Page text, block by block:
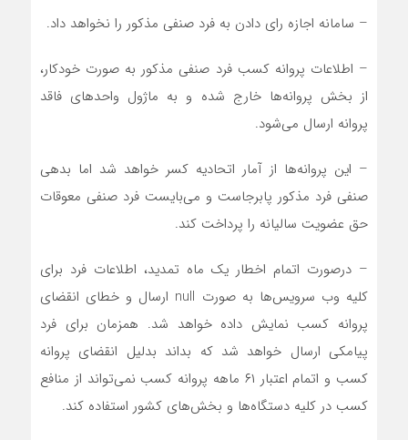
– سامانه اجازه رای دادن به فرد صنفی مذکور را نخواهد داد.
– اطلاعات پروانه کسب فرد صنفی مذکور به صورت خودکار،
از بخش پروانه‌ها خارج شده و به ماژول واحدهای فاقد
پروانه ارسال می‌شود.
– این پروانه‌ها از آمار اتحادیه کسر خواهد شد اما بدهی
صنفی فرد مذکور پابرجاست و می‌بایست فرد صنفی معوقات
حق عضویت سالیانه را پرداخت کند.
– درصورت اتمام اخطار یک ماه تمدید، اطلاعات فرد برای
کلیه وب سرویس‌ها به صورت null ارسال و خطای انقضای
پروانه کسب نمایش داده خواهد شد. همزمان برای فرد
پیامکی ارسال خواهد شد که بداند بدلیل انقضای پروانه
کسب و اتمام اعتبار ۶۱ ماهه پروانه کسب نمی‌تواند از منافع
کسب در کلیه دستگاه‌ها و بخش‌های کشور استفاده کند.